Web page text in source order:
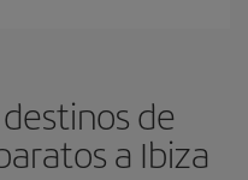
de
a Ibiza